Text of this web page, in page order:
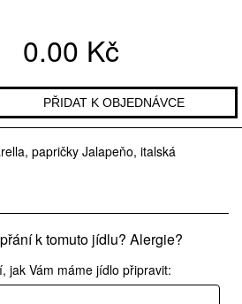
0.00 Kč
PŘIDAT K OBJEDNÁVCE
papričky Jalapeňo, italská
k tomuto jídlu? Alergie?
jak Vám máme jídlo připravit: